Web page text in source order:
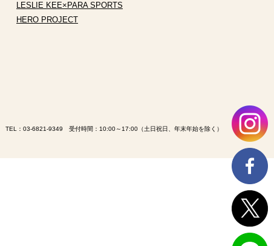
LESLIE KEE×PARA SPORTS
HERO PROJECT
TEL： 03-6821-9349 受付時間：10:00～17:00（土日祝日、年末年始を除く）